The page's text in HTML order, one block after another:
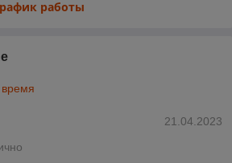
работы
время
21.04.2023